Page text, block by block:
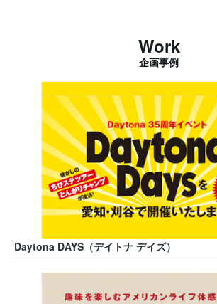
Work
企画事例
Daytona DAYS（デイトナ デイズ）